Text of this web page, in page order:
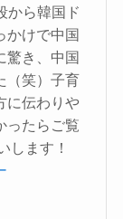
から韓国ド
かけで中国
驚き、中国
（笑）子育
に伝わりや
ったらご覧
します！